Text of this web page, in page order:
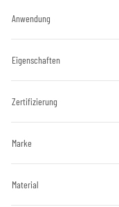
Anwendung
Eigenschaften
Zertifizierung
Marke
Material